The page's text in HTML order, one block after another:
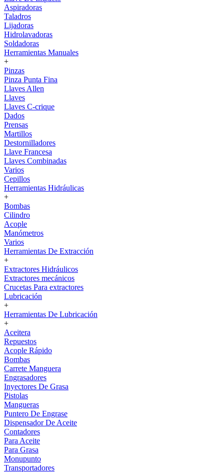
Aspiradoras
Taladros
Lijadoras
Hidrolavadoras
Soldadoras
Herramientas Manuales
+
Pinzas
Pinza Punta Fina
Llaves Allen
Llaves
Llaves C-crique
Dados
Prensas
Martillos
Destornilladores
Llave Francesa
Llaves Combinadas
Varios
Cepillos
Herramientas Hidráulicas
+
Bombas
Cilindro
Acople
Manómetros
Varios
Herramientas De Extracción
+
Extractores Hidráulicos
Extractores mecánicos
Crucetas Para extractores
Lubricación
+
Herramientas De Lubricación
+
Aceitera
Repuestos
Acople Rápido
Bombas
Carrete Manguera
Engrasadores
Inyectores De Grasa
Pistolas
Mangueras
Puntero De Engrase
Dispensador De Aceite
Contadores
Para Aceite
Para Grasa
Monupunto
Transportadores